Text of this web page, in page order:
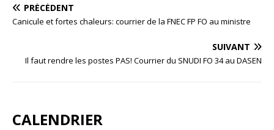
PRÉCÉDENT
Canicule et fortes chaleurs: courrier de la FNEC FP FO au ministre
SUIVANT
Il faut rendre les postes PAS! Courrier du SNUDI FO 34 au DASEN
CALENDRIER